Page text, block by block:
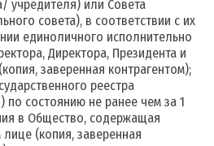
учредителя) или Совета
совета), в соответствии с их
единоличного исполнительно
Директора, Президента и
заверенная контрагентом);
реестра
состоянию не ранее чем за 1
в Общество, содержащая
(копия, заверенная